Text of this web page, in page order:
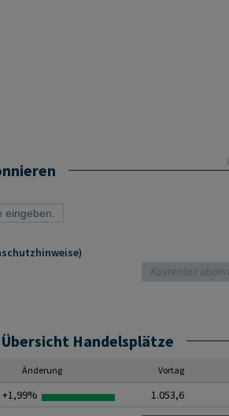
)
Übersicht Handelsplätze
Änderung Vortag
+1,99% 1.053,6